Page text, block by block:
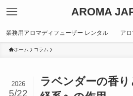
AROMA
業務用アロマディフューザー レンタル ア
ホーム コラム
ラベンダーの香
2026
5/22